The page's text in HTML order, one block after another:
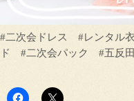
#二次会ドレス #レンタル
ド #二次会パック #五反